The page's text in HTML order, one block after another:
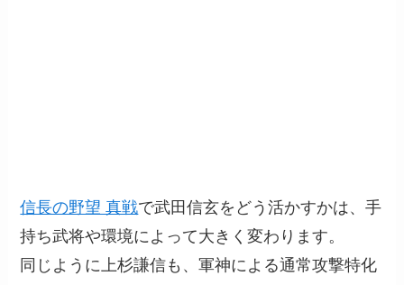
信長の野望 真戦で武田信玄をどう活かすかは、手
持ち武将や環境によって大きく変わります。
同じように上杉謙信も、軍神による通常攻撃特化